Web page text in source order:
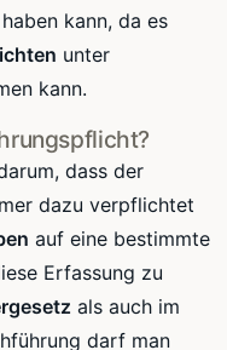
kann, da es
unter
kann.
dass der
dazu verpflichtet
auf eine bestimmte
Erfassung zu
als auch im
darf man